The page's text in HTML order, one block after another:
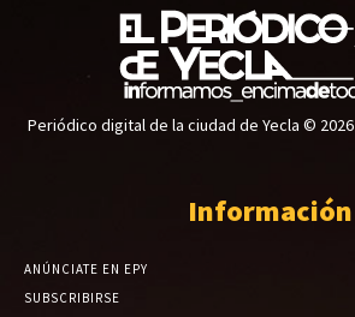
Periódico digital de la ciudad de Yecla © 2026
Información
ANÚNCIATE EN EPY
SUBSCRIBIRSE